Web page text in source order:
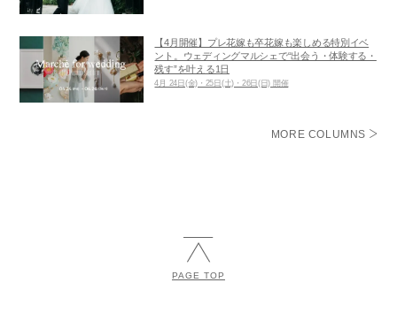
【4月開催】プレ花嫁も卒花嫁も楽しめる特別イベ
ント。ウェディングマルシェで“出会う・体験する・
残す”を叶える1日
4月 24日(金)・25日(土)・26日(日) 開催
MORE COLUMNS
PAGE TOP